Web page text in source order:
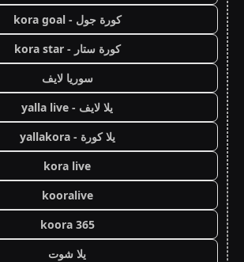
كورة جول - kora goal
كورة ستار - kora star
سوريا لايف
يلا لايف - yalla live
يلا كورة - yallakora
kora live
kooralive
koora 365
يلا شوت